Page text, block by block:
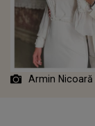
Armin